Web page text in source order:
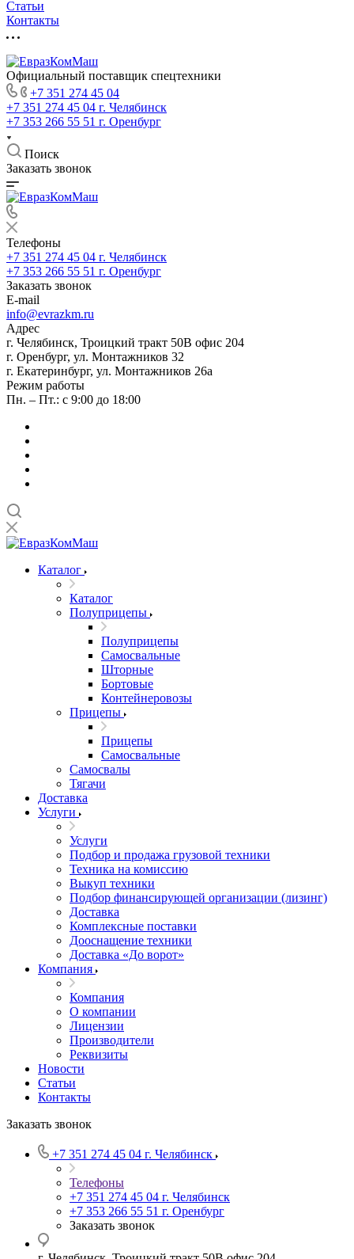
Статьи
Контакты
Официальный поставщик спецтехники
+7 351 274 45 04
+7 351 274 45 04 г. Челябинск
+7 353 266 55 51 г. Оренбург
Поиск
Заказать звонок
Телефоны
+7 351 274 45 04 г. Челябинск
+7 353 266 55 51 г. Оренбург
Заказать звонок
E-mail
info@evrazkm.ru
Адрес
г. Челябинск, Троицкий тракт 50В офис 204
г. Оренбург, ул. Монтажников 32
г. Екатеринбург, ул. Монтажников 26а
Режим работы
Пн. – Пт.: с 9:00 до 18:00
Каталог
Каталог
Полуприцепы
Полуприцепы
Самосвальные
Шторные
Бортовые
Контейнеровозы
Прицепы
Прицепы
Самосвальные
Самосвалы
Тягачи
Доставка
Услуги
Услуги
Подбор и продажа грузовой техники
Техника на комиссию
Выкуп техники
Подбор финансирующей организации (лизинг)
Доставка
Комплексные поставки
Дооснащение техники
Доставка «До ворот»
Компания
Компания
О компании
Лицензии
Производители
Реквизиты
Новости
Статьи
Контакты
Заказать звонок
+7 351 274 45 04 г. Челябинск
Телефоны
+7 351 274 45 04 г. Челябинск
+7 353 266 55 51 г. Оренбург
Заказать звонок